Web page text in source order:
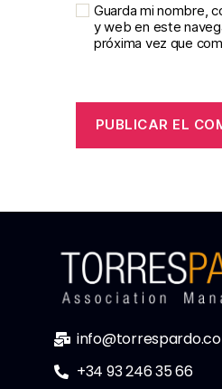
Guarda mi nombre,
y web en este
próxima vez que
+34 93 246 35 66